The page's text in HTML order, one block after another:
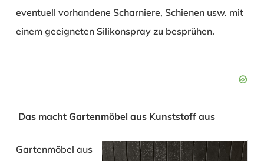
eventuell vorhandene Scharniere, Schienen usw. mit
einem geeigneten Silikonspray zu besprühen.
Das macht Gartenmöbel aus Kunststoff aus
Gartenmöbel aus